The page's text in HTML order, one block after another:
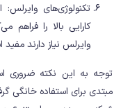
تکنولوژی‌های
کارایی بالا را فراهم
وایرلس نیاز دارند
توجه به این نکته ضروری
مبتدی برای استفاده خانگی